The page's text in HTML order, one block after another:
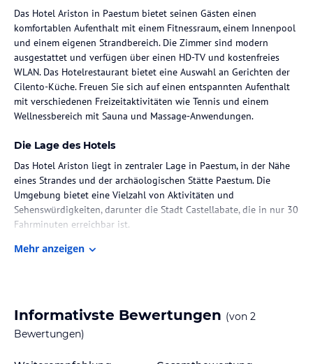
Das Hotel Ariston in Paestum bietet seinen Gästen einen
komfortablen Aufenthalt mit einem Fitnessraum, einem Innenpool
und einem eigenen Strandbereich. Die Zimmer sind modern
ausgestattet und verfügen über einen HD-TV und kostenfreies
WLAN. Das Hotelrestaurant bietet eine Auswahl an Gerichten der
Cilento-Küche. Freuen Sie sich auf einen entspannten Aufenthalt
mit verschiedenen Freizeitaktivitäten wie Tennis und einem
Wellnessbereich mit Sauna und Massage-Anwendungen.
Die Lage des Hotels
Das Hotel Ariston liegt in zentraler Lage in Paestum, in der Nähe
eines Strandes und der archäologischen Stätte Paestum. Die
Umgebung bietet eine Vielzahl von Aktivitäten und
Sehenswürdigkeiten, darunter die Stadt Castellabate, die in nur 30
Fahrminuten erreichbar ist.
Zimmer / Unterbringung im Hotel
ein Doppelbett, eine Klimaanlage, ein TV-Gerät und kostenfreies
WLAN. Das Badezimmer ist mit einer Dusche, einer Badewanne und
Mehr anzeigen
Informativste Bewertungen (von 2
Bewertungen)